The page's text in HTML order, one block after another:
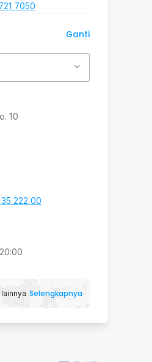
7050
Ganti
10
222 00
20:00
Selengkapnya